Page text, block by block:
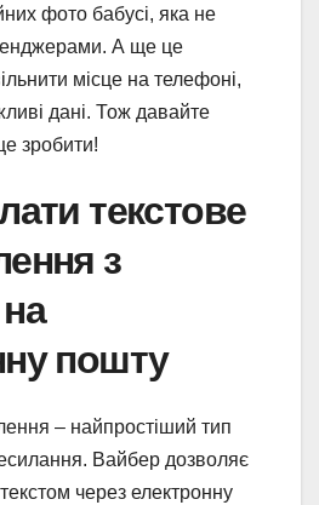
фото бабусі, яка не
А ще це
місце на телефоні,
дані. Тож давайте
зробити!
текстове
з
пошту
– найпростіший тип
Вайбер дозволяє
через електронну